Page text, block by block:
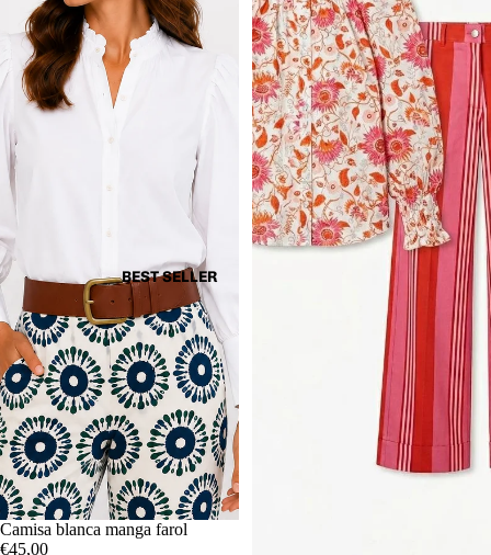
BEST SELLER
Camisa blanca manga farol
€45,00